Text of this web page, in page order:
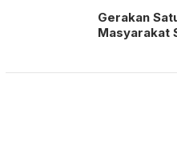
Gerakan
Masyarakat